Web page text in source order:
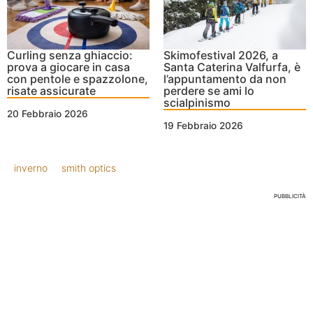
Curling senza ghiaccio:
prova a giocare in casa
con pentole e spazzolone,
risate assicurate
20 Febbraio 2026
Skimofestival 2026, a
Santa Caterina Valfurfa, è
l’appuntamento da non
perdere se ami lo
scialpinismo
19 Febbraio 2026
inverno smith optics
PUBBLICITÀ